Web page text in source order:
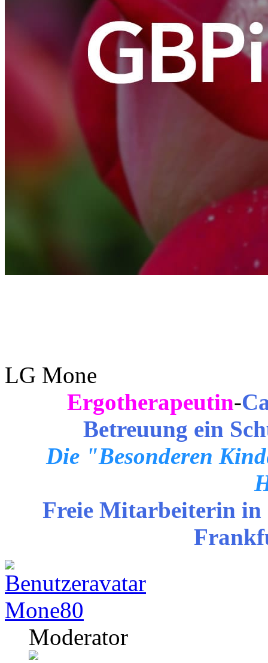
LG Mone
Ergotherapeutin-
Betreuung ein
Die "Besonderen
Freie Mitarbeiterin in
Mone80
Moderator